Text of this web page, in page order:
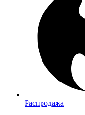
Распродажа